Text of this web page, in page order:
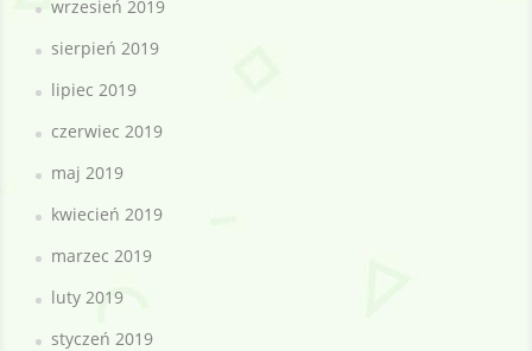
wrzesień 2019
sierpień 2019
lipiec 2019
czerwiec 2019
maj 2019
kwiecień 2019
marzec 2019
luty 2019
styczeń 2019